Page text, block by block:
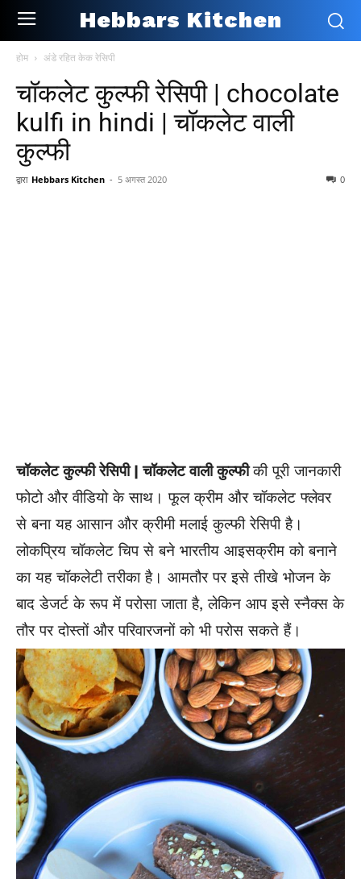
Hebbars Kitchen
होम अंडे रहित केक रेसिपी
चॉकलेट कुल्फी रेसिपी | chocolate
kulfi in hindi | चॉकलेट वाली
कुल्फी
द्वारा Hebbars Kitchen - 5 अगस्त 2020 0
चॉकलेट कुल्फी रेसिपी | चॉकलेट वाली कुल्फीकी पूरी जानकारी
फोटो और वीडियो के साथ। फूल क्रीम और चॉकलेट फ्लेवर
से बना यह आसान और क्रीमी मलाई कुल्फी रेसिपी है।
लोकप्रिय चॉकलेट चिप से बने भारतीय आइसक्रीम को बनाने
का यह चॉकलेटी तरीका है। आमतौर पर इसे तीखे भोजन के
बाद डेजर्ट के रूप में परोसा जाता है, लेकिन आप इसे स्नैक्स के
तौर पर दोस्तों और परिवारजनों को भी परोस सकते हैं।